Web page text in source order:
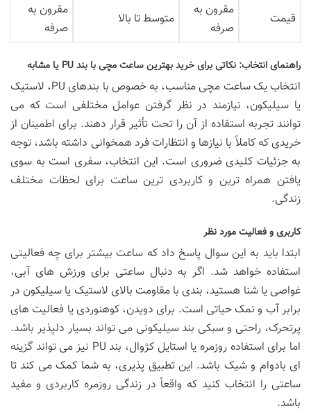
قیمت
مقرون به
صرفه
متوسط تا بالا
مقرون به
صرفه
راهنمای انتخاب: نکاتی برای خرید بهترین ساعت مچی با بند PU یا مشابه
انتخاب یک ساعت مچی مناسب، به خصوص با بندهای PU، لاستیک
یا سیلیکون، نیازمند در نظر گرفتن عوامل مختلفی است که می
توانند تجربه استفاده از آن را تحت تأثیر قرار دهند. برای اطمینان از
خریدی که کاملاً با نیازها و انتظارات فرد همخوانی داشته باشد، توجه
به جزئیات کلیدی ضروری است. این انتخاب، سفری است به سوی
یافتن همراه ترین و کاربردی ترین ساعت برای لحظات مختلف
زندگی.
کاربری و فعالیت مورد نظر
ابتدا باید به این سوال پاسخ داد که ساعت بیشتر برای چه فعالیتی
استفاده خواهد شد. اگر به دنبال ساعتی برای ورزش های آبی،
غواصی یا شنا هستید، بندی با مقاومت بالای لاستیک یا سیلیکون در
برابر آب و نمک حیاتی است. برای دویدن، کوهنوردی یا فعالیت های
پرتحرک، راحتی و سبکی بند سیلیکونی می تواند بسیار دلپذیر باشد.
اما برای استفاده روزمره یا استایل کژوال، بند PU نیز می تواند گزینه
ای بادوام و شیک باشد. این تطبیق پذیری، به شما کمک می کند تا
ساعتی را انتخاب کنید که واقعاً در زندگی روزمره کاربردی و مفید
باشد.